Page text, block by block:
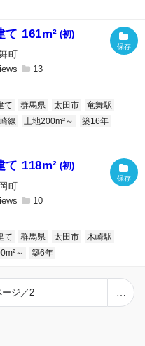
て 161m² (初)
町
13
て 群馬県 太田市
竜舞駅
線 土地200m²～
築16年
て 118m² (初)
町
10
て 群馬県 太田市
木崎駅
～ 築6年
ージ／2